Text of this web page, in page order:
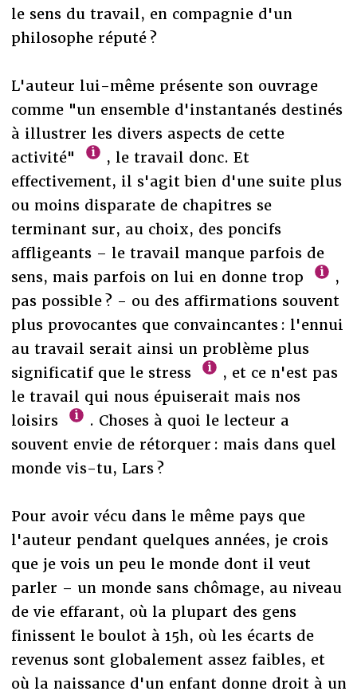
le sens du travail, en compagnie d'un
philosophe réputé ?
L'auteur lui-même présente son ouvrage
comme "un ensemble d'instantanés destinés
à illustrer les divers aspects de cette
activité"
, le travail donc. Et
effectivement, il s'agit bien d'une suite plus
ou moins disparate de chapitres se
terminant sur, au choix, des poncifs
affligeants – le travail manque parfois de
sens, mais parfois on lui en donne trop
,
pas possible ? - ou des affirmations souvent
plus provocantes que convaincantes : l'ennui
au travail serait ainsi un problème plus
significatif que le stress
, et ce n'est pas
le travail qui nous épuiserait mais nos
loisirs
. Choses à quoi le lecteur a
souvent envie de rétorquer : mais dans quel
monde vis-tu, Lars ?
Pour avoir vécu dans le même pays que
l'auteur pendant quelques années, je crois
que je vois un peu le monde dont il veut
parler – un monde sans chômage, au niveau
de vie effarant, où la plupart des gens
finissent le boulot à 15h, où les écarts de
revenus sont globalement assez faibles, et
où la naissance d'un enfant donne droit à un